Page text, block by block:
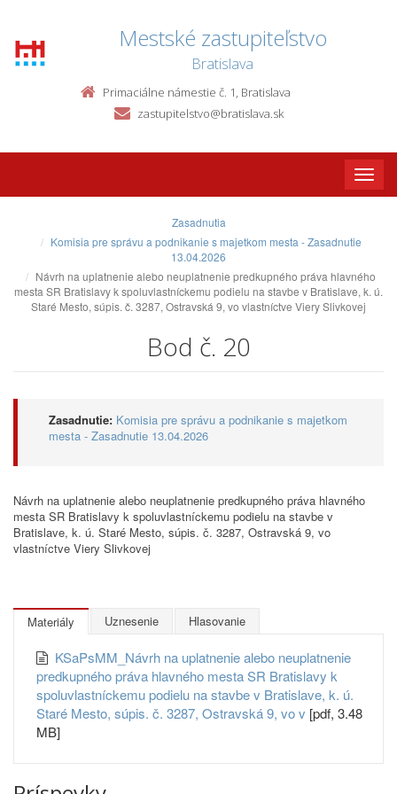
Mestské zastupiteľstvo
Bratislava
Primaciálne námestie č. 1, Bratislava
zastupitelstvo@bratislava.sk
Toggle
Zasadnutia
Komisia pre správu a podnikanie s majetkom mesta - Zasadnutie
13.04.2026
Návrh na uplatnenie alebo neuplatnenie predkupného práva hlavného
mesta SR Bratislavy k spoluvlastníckemu podielu na stavbe v Bratislave, k. ú.
Staré Mesto, súpis. č. 3287, Ostravská 9, vo vlastníctve Viery Slivkovej
Bod č. 20
Zasadnutie: Komisia pre správu a podnikanie s majetkom
mesta - Zasadnutie 13.04.2026
Návrh na uplatnenie alebo neuplatnenie predkupného práva hlavného
mesta SR Bratislavy k spoluvlastníckemu podielu na stavbe v
Bratislave, k. ú. Staré Mesto, súpis. č. 3287, Ostravská 9, vo
vlastníctve Viery Slivkovej
Materiály Uznesenie Hlasovanie
KSaPsMM_Návrh na uplatnenie alebo neuplatnenie
predkupného práva hlavného mesta SR Bratislavy k
spoluvlastníckemu podielu na stavbe v Bratislave, k. ú.
Staré Mesto, súpis. č. 3287, Ostravská 9, vo v [pdf, 3.48
MB]